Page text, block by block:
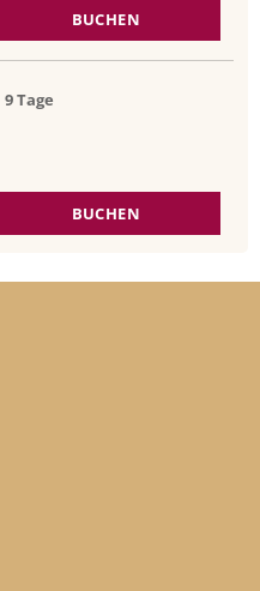
BUCHEN
9 Tage
BUCHEN